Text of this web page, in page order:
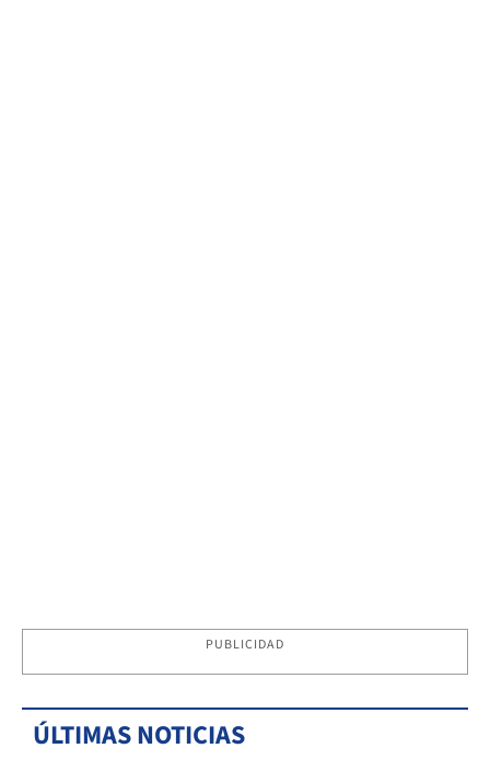
PUBLICIDAD
ÚLTIMAS NOTICIAS